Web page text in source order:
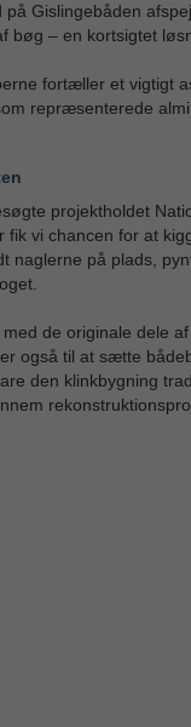
på Gislingebåden
bøg – en kortsigtet
fortæller et vigtigt
repræsenterede
projektholdet
fik vi chancen for at
naglerne på plads,
de originale dele
også til at sætte
den klinkbygning